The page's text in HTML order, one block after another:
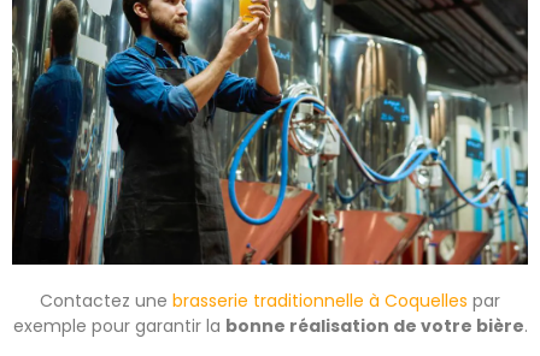
Contactez une brasserie traditionnelle à Coquelles par
exemple pour garantir la bonne réalisation de votre bière.